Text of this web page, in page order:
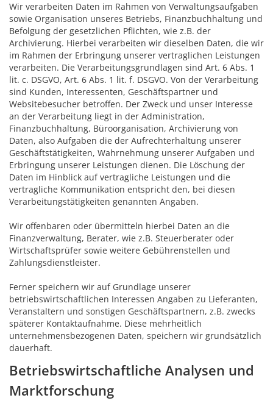
Wir verarbeiten Daten im Rahmen von Verwaltungsaufgaben
sowie Organisation unseres Betriebs, Finanzbuchhaltung und
Befolgung der gesetzlichen Pflichten, wie z.B. der
Archivierung. Hierbei verarbeiten wir dieselben Daten, die wir
im Rahmen der Erbringung unserer vertraglichen Leistungen
verarbeiten. Die Verarbeitungsgrundlagen sind Art. 6 Abs. 1
lit. c. DSGVO, Art. 6 Abs. 1 lit. f. DSGVO. Von der Verarbeitung
sind Kunden, Interessenten, Geschäftspartner und
Websitebesucher betroffen. Der Zweck und unser Interesse
an der Verarbeitung liegt in der Administration,
Finanzbuchhaltung, Büroorganisation, Archivierung von
Daten, also Aufgaben die der Aufrechterhaltung unserer
Geschäftstätigkeiten, Wahrnehmung unserer Aufgaben und
Erbringung unserer Leistungen dienen. Die Löschung der
Daten im Hinblick auf vertragliche Leistungen und die
vertragliche Kommunikation entspricht den, bei diesen
Verarbeitungstätigkeiten genannten Angaben.
Wir offenbaren oder übermitteln hierbei Daten an die
Finanzverwaltung, Berater, wie z.B. Steuerberater oder
Wirtschaftsprüfer sowie weitere Gebührenstellen und
Zahlungsdienstleister.
Ferner speichern wir auf Grundlage unserer
betriebswirtschaftlichen Interessen Angaben zu Lieferanten,
Veranstaltern und sonstigen Geschäftspartnern, z.B. zwecks
späterer Kontaktaufnahme. Diese mehrheitlich
unternehmensbezogenen Daten, speichern wir grundsätzlich
dauerhaft.
Betriebswirtschaftliche Analysen und
Marktforschung